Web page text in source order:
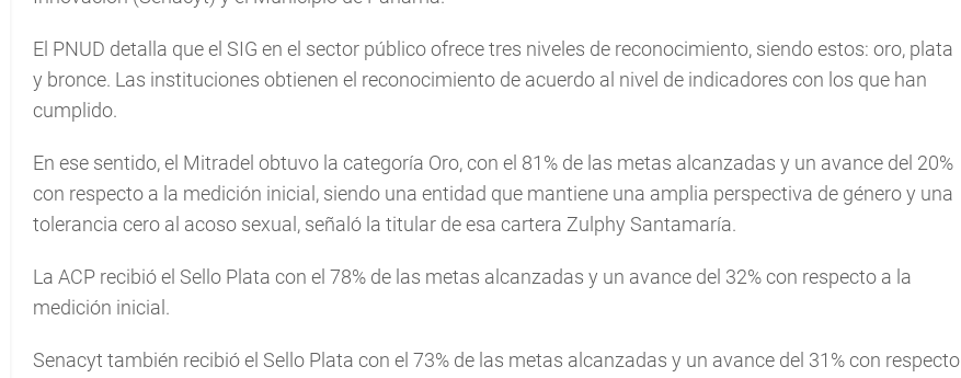
El PNUD detalla que el SIG en el sector público ofrece tres niveles de reconocimiento, siendo estos: oro, plata
y bronce. Las instituciones obtienen el reconocimiento de acuerdo al nivel de indicadores con los que han
cumplido.
En ese sentido, el Mitradel obtuvo la categoría Oro, con el 81% de las metas alcanzadas y un avance del 20%
con respecto a la medición inicial, siendo una entidad que mantiene una amplia perspectiva de género y una
tolerancia cero al acoso sexual, señaló la titular de esa cartera Zulphy Santamaría.
La ACP recibió el Sello Plata con el 78% de las metas alcanzadas y un avance del 32% con respecto a la
medición inicial.
Senacyt también recibió el Sello Plata con el 73% de las metas alcanzadas y un avance del 31% con respecto